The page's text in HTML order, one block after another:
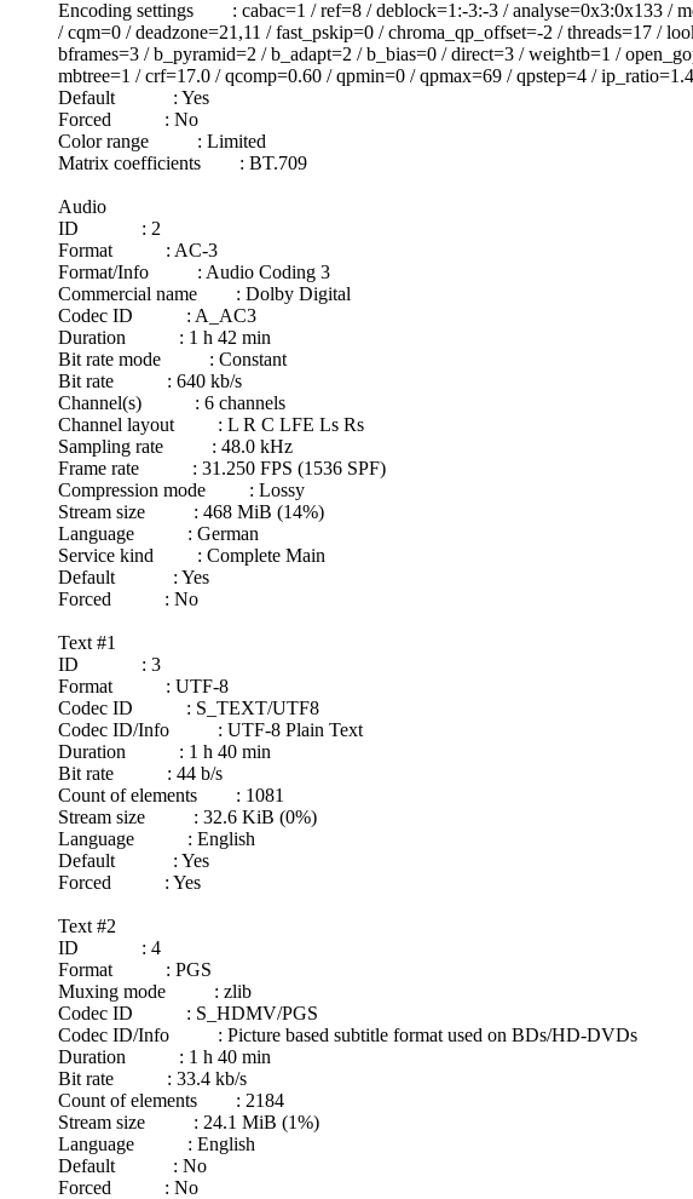
Encoding settings : cabac=1 / ref=8 / deblock=1:-3:-3 / analyse=0x3:0x133 /
/ cqm=0 / deadzone=21,11 / fast_pskip=0 / chroma_qp_offset=-2 / threads=17 /
bframes=3 / b_pyramid=2 / b_adapt=2 / b_bias=0 / direct=3 / weightb=1 /
mbtree=1 / crf=17.0 / qcomp=0.60 / qpmin=0 / qpmax=69 / qpstep=4 /
Default : Yes
Forced : No
Color range : Limited
Matrix coefficients : BT.709
Audio
ID : 2
Format : AC-3
Format/Info : Audio Coding 3
Commercial name : Dolby Digital
Codec ID : A_AC3
Duration : 1 h 42 min
Bit rate mode : Constant
Bit rate : 640 kb/s
Channel(s) : 6 channels
Channel layout : L R C LFE Ls Rs
Sampling rate : 48.0 kHz
Frame rate : 31.250 FPS (1536 SPF)
Compression mode : Lossy
Stream size : 468 MiB (14%)
Language : German
Service kind : Complete Main
Default : Yes
Forced : No
Text #1
ID : 3
Format : UTF-8
Codec ID : S_TEXT/UTF8
Codec ID/Info : UTF-8 Plain Text
Duration : 1 h 40 min
Bit rate : 44 b/s
Count of elements : 1081
Stream size : 32.6 KiB (0%)
Language : English
Default : Yes
Forced : Yes
Text #2
ID : 4
Format : PGS
Muxing mode : zlib
Codec ID : S_HDMV/PGS
Codec ID/Info : Picture based subtitle format used on BDs/HD-DVDs
Duration : 1 h 40 min
Bit rate : 33.4 kb/s
Count of elements : 2184
Stream size : 24.1 MiB (1%)
Language : English
Default : No
Forced : No